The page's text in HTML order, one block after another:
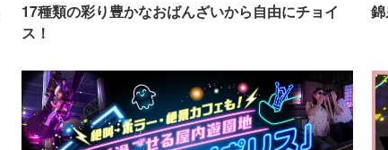
17種類の彩り豊かなおばんざいから自由にチョイ
ス！